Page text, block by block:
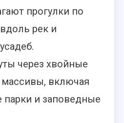
прогулки по
рек и
через хвойные
включая
парки и заповедные